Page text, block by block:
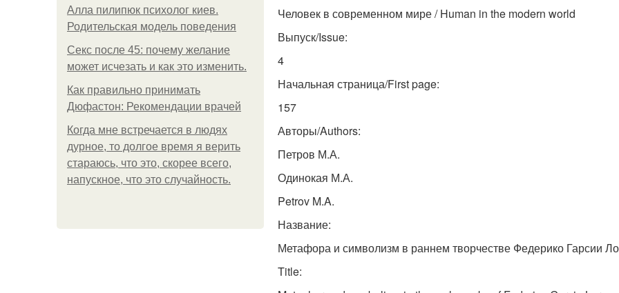
Алла пилипюк психолог киев.
Родительская модель поведения
Секс после 45: почему желание
может исчезать и как это изменить.
Как правильно принимать
Дюфастон: Рекомендации врачей
Когда мне встречается в людях
дурное, то долгое время я верить
стараюсь, что это, скорее всего,
напускное, что это случайность.
Человек в современном мире / Human in the modern world
Выпуск/Issue:
4
Начальная страница/First page:
157
Авторы/Authors:
Петров М.А.
Одинокая М.А.
Petrov M.A.
Название:
Метафора и символизм в раннем творчестве Федерико Гарсии
Title: